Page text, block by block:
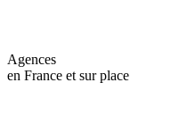
Agences
en France et sur place